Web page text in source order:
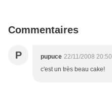
Commentaires
P pupuce 22/11/2008 20:50
c'est un très beau cake!